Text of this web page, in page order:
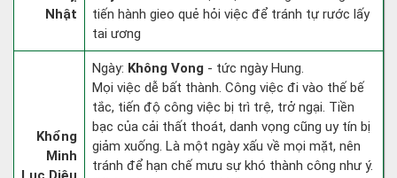
Nhật
tiến hành gieo quẻ hỏi việc để tránh tự rước lấy
tai ương
Khổng
Minh
Ngày: Không Vong - tức ngày Hung.
Mọi việc dễ bất thành. Công việc đi vào thế bế
tắc, tiến độ công việc bị trì trệ, trở ngại. Tiền
bạc của cải thất thoát, danh vọng cũng uy tín bị
giảm xuống. Là một ngày xấu về mọi mặt, nên
tránh để hạn chế mưu sự khó thành công như ý.